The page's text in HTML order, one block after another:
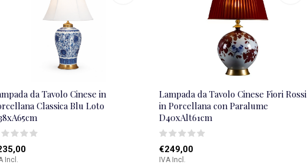
da Tavolo Cinese in
Classica Blu Loto
Incl.
Lampada da Tavolo Cinese Fiori Rossi
in Porcellana con Paralume
D40xAlt61cm
€249,00
IVA Incl.